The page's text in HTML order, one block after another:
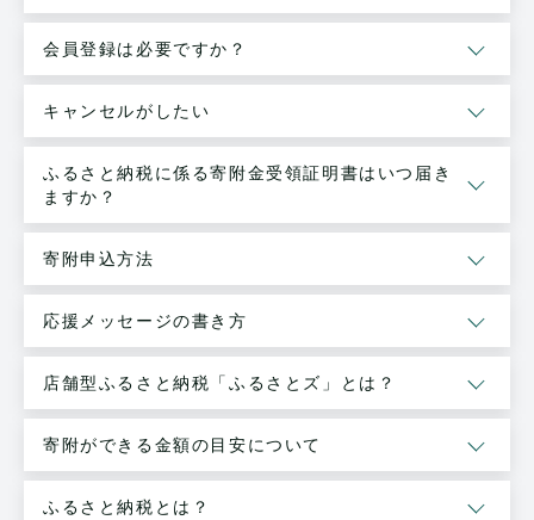
会員登録は必要ですか？
キャンセルがしたい
ふるさと納税に係る寄附金受領証明書はいつ届き
ますか？
寄附申込方法
応援メッセージの書き方
店舗型ふるさと納税「ふるさとズ」とは？
寄附ができる金額の目安について
ふるさと納税とは？